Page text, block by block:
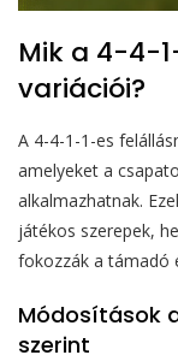
Mik a 4-4-
variációi?
A 4-4-1-1-es
amelyeket a
alkalmazhatnak.
játékos szerepek,
fokozzák a támadó
Módosítások
szerint